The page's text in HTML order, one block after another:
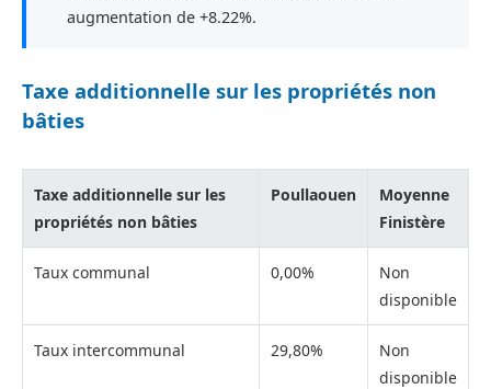
augmentation de +8.22%.
Taxe additionnelle sur les propriétés non
bâties
Taxe additionnelle sur les
propriétés non bâties
Poullaouen
Moyenne
Finistère
Taux communal 0,00%
Non
disponible
Taux intercommunal 29,80%
Non
disponible